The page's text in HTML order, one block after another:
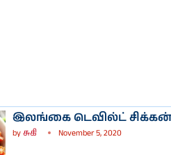
இலங்கை டெவில்ட்
byசுகி November 5, 2020